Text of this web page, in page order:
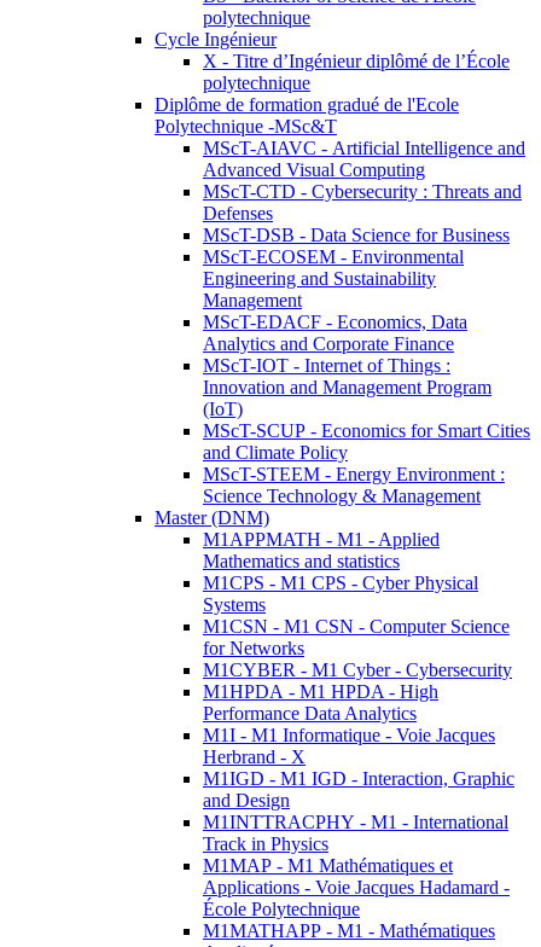
polytechnique
Cycle Ingénieur
X - Titre d’Ingénieur diplômé de l’École
polytechnique
Diplôme de formation gradué de l'Ecole
Polytechnique -MSc&T
MScT-AIAVC - Artificial Intelligence and
Advanced Visual Computing
MScT-CTD - Cybersecurity : Threats and
Defenses
MScT-DSB - Data Science for Business
MScT-ECOSEM - Environmental
Engineering and Sustainability
Management
MScT-EDACF - Economics, Data
Analytics and Corporate Finance
MScT-IOT - Internet of Things :
Innovation and Management Program
(IoT)
MScT-SCUP - Economics for Smart Cities
and Climate Policy
MScT-STEEM - Energy Environment :
Science Technology & Management
Master (DNM)
M1APPMATH - M1 - Applied
Mathematics and statistics
M1CPS - M1 CPS - Cyber Physical
Systems
M1CSN - M1 CSN - Computer Science
for Networks
M1CYBER - M1 Cyber - Cybersecurity
M1HPDA - M1 HPDA - High
Performance Data Analytics
M1I - M1 Informatique - Voie Jacques
Herbrand - X
M1IGD - M1 IGD - Interaction, Graphic
and Design
M1INTTRACPHY - M1 - International
Track in Physics
M1MAP - M1 Mathématiques et
Applications - Voie Jacques Hadamard -
École Polytechnique
M1MATHAPP - M1 - Mathématiques